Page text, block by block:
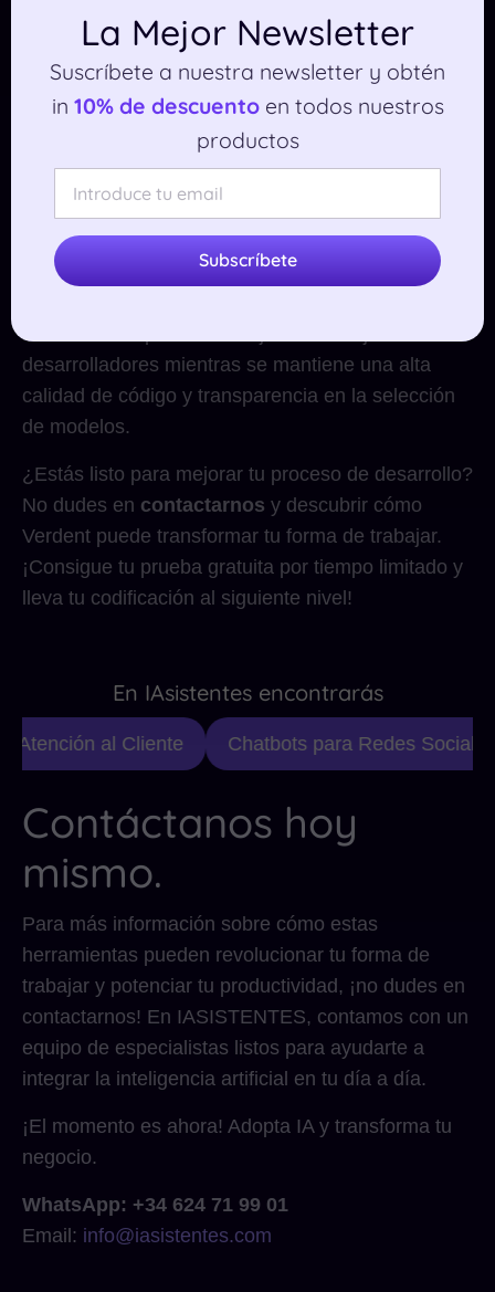
mismo!
La empresa detrás de Verdent se posiciona en la
vanguardia de las herramientas de desarrollo de
software impulsadas por IA, enfatizando la
optimizar solo para benchmarks. Este lanzamiento
significa un impulso estratégico para establecer
buscando simplificar los flujos de trabajo de los
desarrolladores mientras se mantiene una alta
calidad de código y transparencia en la selección
de modelos.
¿Estás listo para mejorar tu proceso de desarrollo?
No dudes en contactarnos y descubrir cómo
Verdent puede transformar tu forma de trabajar.
¡Consigue tu prueba gratuita por tiempo limitado y
lleva tu codificación al siguiente nivel!
En IAsistentes encontrarás
Atención al Cliente Chatbots para Redes Sociales
Contáctanos hoy
mismo.
Para más información sobre cómo estas
herramientas pueden revolucionar tu forma de
trabajar y potenciar tu productividad, ¡no dudes en
contactarnos! En IASISTENTES, contamos con un
equipo de especialistas listos para ayudarte a
integrar la inteligencia artificial en tu día a día.
¡El momento es ahora! Adopta IA y transforma tu
negocio.
WhatsApp: +34 624 71 99 01
Email: info@iasistentes.com
La Mejor Newsletter
Suscríbete a nuestra newsletter y obtén
in 10% de descuentoen todos nuestros
productos
Subscríbete